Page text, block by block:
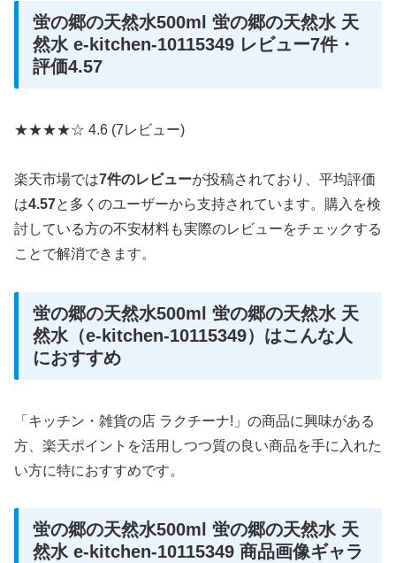
蛍の郷の天然水500ml 蛍の郷の天然水 天
然水 e-kitchen-10115349 レビュー7件・
評価4.57
★★★★☆ 4.6 (7レビュー)
楽天市場では7件のレビューが投稿されており、平均評価
は4.57と多くのユーザーから支持されています。購入を検
討している方の不安材料も実際のレビューをチェックする
ことで解消できます。
蛍の郷の天然水500ml 蛍の郷の天然水 天
然水（e-kitchen-10115349）はこんな人
におすすめ
「キッチン・雑貨の店 ラクチーナ!」の商品に興味がある
方、楽天ポイントを活用しつつ質の良い商品を手に入れた
い方に特におすすめです。
蛍の郷の天然水500ml 蛍の郷の天然水 天
然水 e-kitchen-10115349 商品画像ギャラ